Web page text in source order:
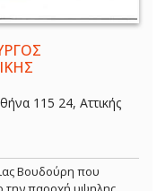
115 24, Αττικής
Βουδούρη που